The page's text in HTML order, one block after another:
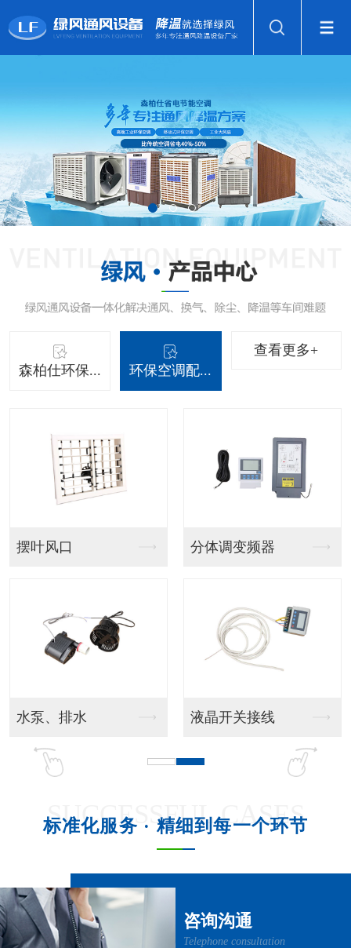
森柏仕环保... 环保空调配...
查看更多+
吊挂射流款 吊挂百叶窗款
吊挂风管机 吊柜射流款
吊柜窗式款
SUCCESSFUL CASES
标准化服务 · 精细到每一个环节
咨询沟通
Telephone consultation